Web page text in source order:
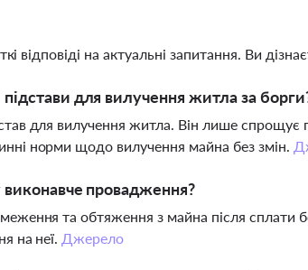
відповіді на актуальні запитання. Ви
для вилучення житла за
для вилучення житла. Він лише спрощує
норми щодо вилучення майна без змін.
провадження?
та обтяження з майна після сплати
на неї. Джерело